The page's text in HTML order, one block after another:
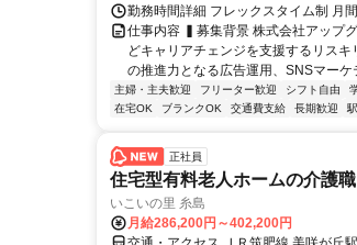
勤務時間詳細 フレックスタイム制 月
仕事内容 ▍募集背景 株式会社アップ
どキャリアチェンジを支援するリス
の推進力となる広告運用、SNSマーケ
主婦・主夫歓迎 フリーター歓迎 シフト自由
在宅OK
ブランクOK 交通費支給 長期歓迎
正社員
住宅型有料老人ホームの介護職
いこいの里 糸島
月給286,200円～402,200円